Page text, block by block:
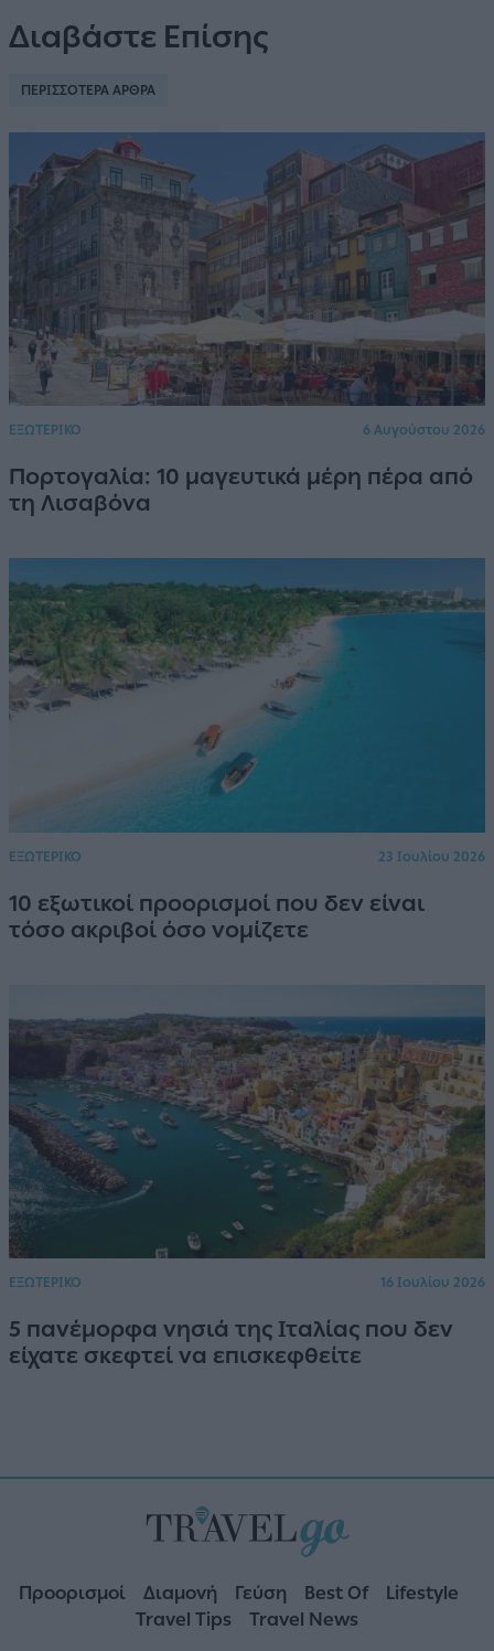
Διαβάστε Επίσης
ΠΕΡΙΣΣΟΤΕΡΑ ΑΡΘΡΑ
ΕΞΩΤΕΡΙΚΟ 6 Αυγούστου 2026
Πορτογαλία: 10 μαγευτικά μέρη πέρα από
τη Λισαβόνα
ΕΞΩΤΕΡΙΚΟ 23 Ιουλίου 2026
10 εξωτικοί προορισμοί που δεν είναι
τόσο ακριβοί όσο νομίζετε
ΕΞΩΤΕΡΙΚΟ 16 Ιουλίου 2026
5 πανέμορφα νησιά της Ιταλίας που δεν
είχατε σκεφτεί να επισκεφθείτε
Προορισμοί Διαμονή Γεύση Best Of
Lifestyle
Travel Tips
Travel News